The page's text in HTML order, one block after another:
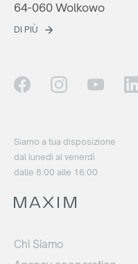
64-060 Wolkowo
DI PIÙ
Siamo a tua disposizione
dal lunedì al venerdì
dalle 8:00 alle 16:00
Chi Siamo